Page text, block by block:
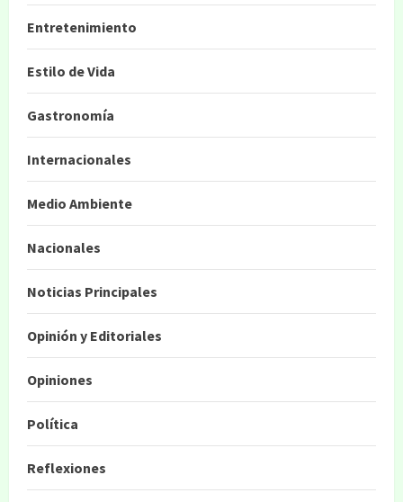
Entretenimiento
Estilo de Vida
Gastronomía
Internacionales
Medio Ambiente
Nacionales
Noticias Principales
Opinión y Editoriales
Opiniones
Política
Reflexiones